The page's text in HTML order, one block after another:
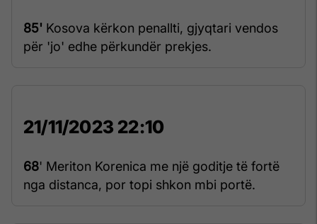
85' Kosova kërkon penallti, gjyqtari vendos
për 'jo' edhe përkundër prekjes.
21/11/2023 22:10
68' Meriton Korenica me një goditje të fortë
nga distanca, por topi shkon mbi portë.